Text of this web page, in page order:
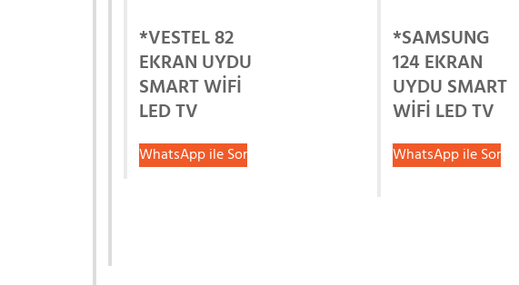
*VESTEL 82
EKRAN UYDU
SMART WİFİ
LED TV
WhatsApp ile Sor
*SAMSUNG
124 EKRAN
UYDU SMART
WİFİ LED TV
WhatsApp ile Sor